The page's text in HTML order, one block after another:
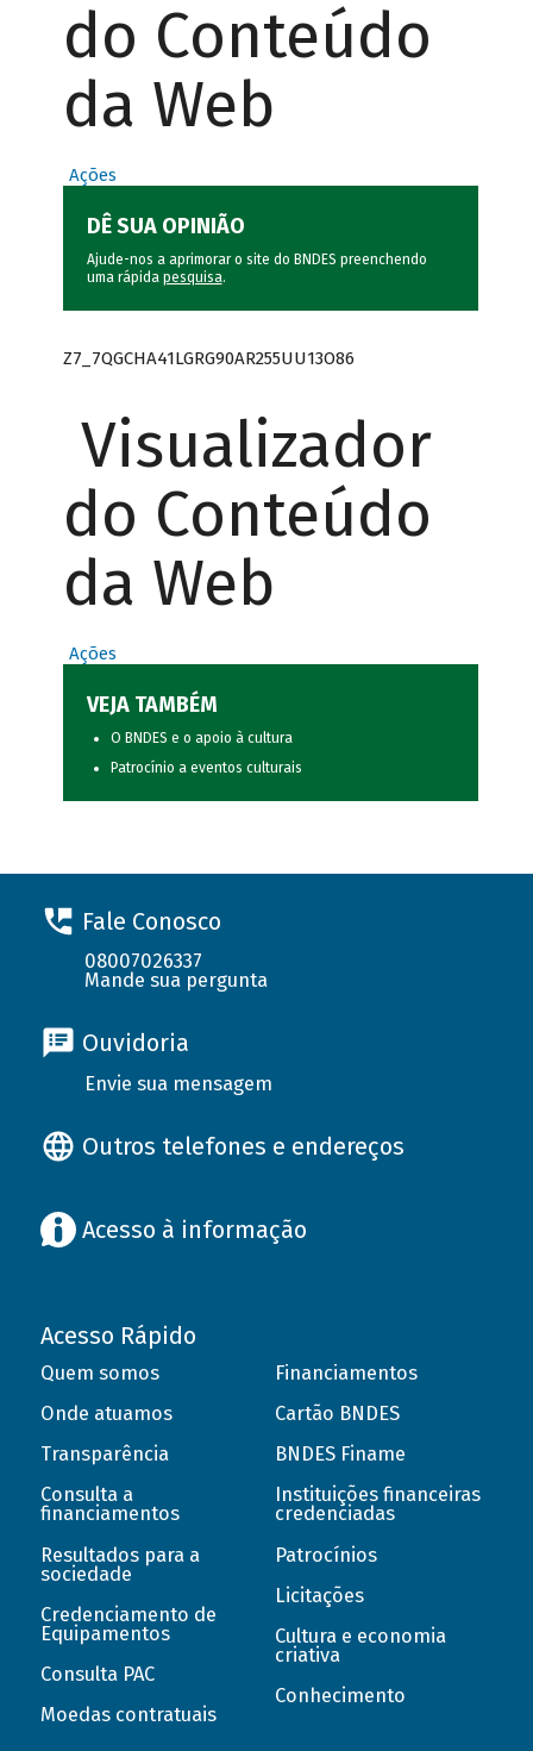
do Conteúdo
da Web
Ações
DÊ SUA OPINIÃO
Ajude-nos a aprimorar o site do BNDES preenchendo
uma rápida pesquisa.
Z7_7QGCHA41LGRG90AR255UU13O86
Visualizador
do Conteúdo
da Web
Ações
VEJA TAMBÉM
O BNDES e o apoio à cultura
Patrocínio a eventos culturais
Fale Conosco
08007026337
Mande sua pergunta
Ouvidoria
Envie sua mensagem
Outros telefones e endereços
Acesso à informação
Acesso Rápido
Quem somos
Onde atuamos
Transparência
Consulta a
financiamentos
Resultados para a
sociedade
Credenciamento de
Equipamentos
Consulta PAC
Moedas contratuais
Financiamentos
Cartão BNDES
BNDES Finame
Instituições financeiras
credenciadas
Patrocínios
Licitações
Cultura e economia
criativa
Conhecimento